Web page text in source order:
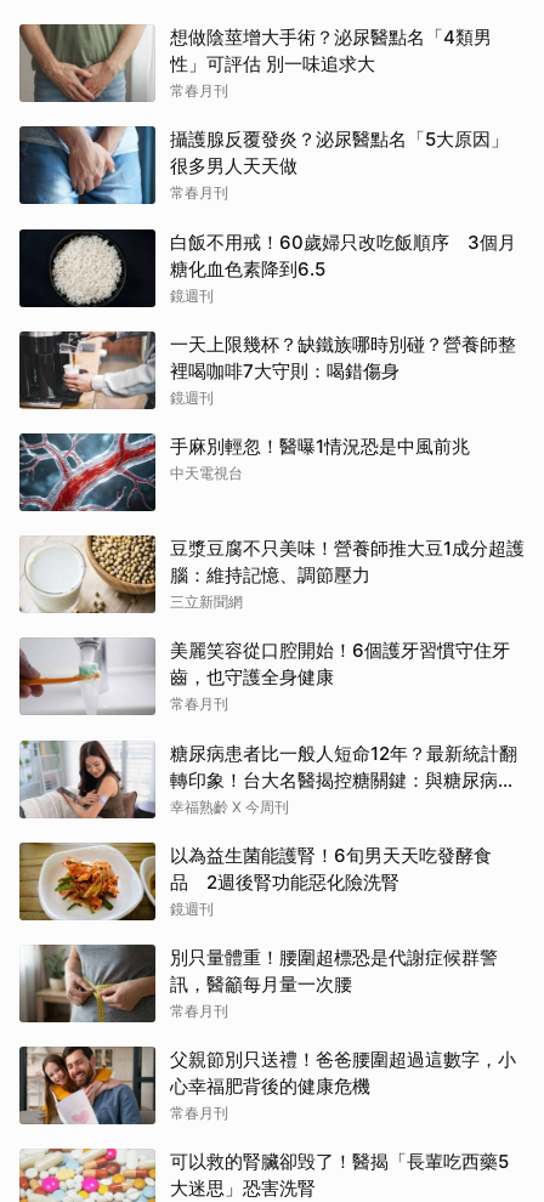
想做陰莖增大手術？泌尿醫點名「4類男
性」可評估 別一味追求大
常春月刊
攝護腺反覆發炎？泌尿醫點名「5大原因」
很多男人天天做
常春月刊
白飯不用戒！60歲婦只改吃飯順序 3個月
糖化血色素降到6.5
鏡週刊
一天上限幾杯？缺鐵族哪時別碰？營養師整
裡喝咖啡7大守則：喝錯傷身
鏡週刊
手麻別輕忽！醫曝1情況恐是中風前兆
中天電視台
豆漿豆腐不只美味！營養師推大豆1成分超護
腦：維持記憶、調節壓力
三立新聞網
美麗笑容從口腔開始！6個護牙習慣守住牙
齒，也守護全身健康
常春月刊
糖尿病患者比一般人短命12年？最新統計翻
轉印象！台大名醫揭控糖關鍵：與糖尿病為
友、天長地久
幸福熟齡 X 今周刊
以為益生菌能護腎！6旬男天天吃發酵食
品 2週後腎功能惡化險洗腎
鏡週刊
別只量體重！腰圍超標恐是代謝症候群警
訊，醫籲每月量一次腰
常春月刊
父親節別只送禮！爸爸腰圍超過這數字，小
心幸福肥背後的健康危機
常春月刊
可以救的腎臟卻毁了！醫揭「長輩吃西藥5
大迷思」恐害洗腎